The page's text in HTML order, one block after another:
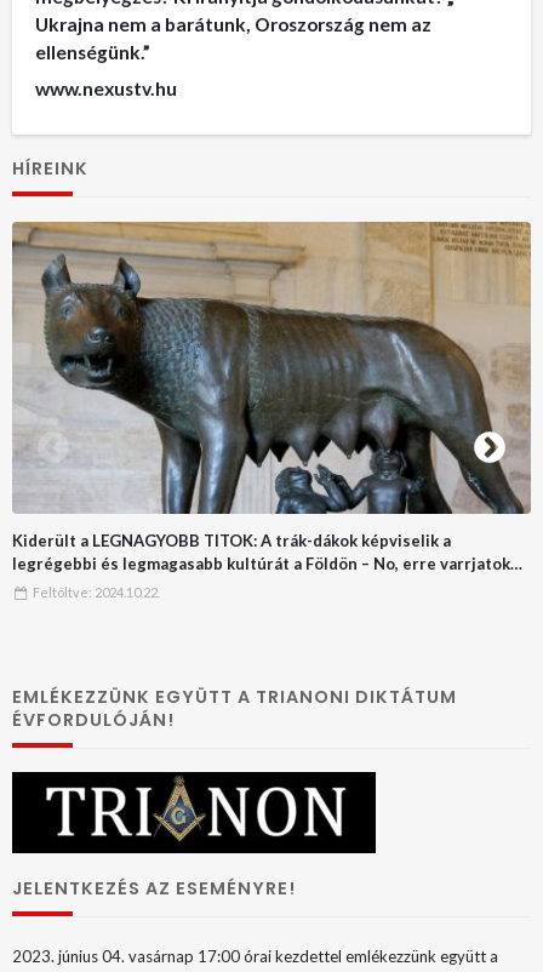
Ukrajna nem a barátunk, Oroszország nem az
ellenségünk.”
www.nexustv.hu
HÍREINK
Kiderült a LEGNAGYOBB TITOK: A trák-dákok képviselik a
legrégebbi és legmagasabb kultúrát a Földön – No, erre varrjatok
gombot!!
Feltöltve: 2024.10.22.
EMLÉKEZZÜNK EGYÜTT A TRIANONI DIKTÁTUM
ÉVFORDULÓJÁN!
JELENTKEZÉS AZ ESEMÉNYRE!
2023. június 04. vasárnap 17:00 órai kezdettel emlékezzünk együtt a